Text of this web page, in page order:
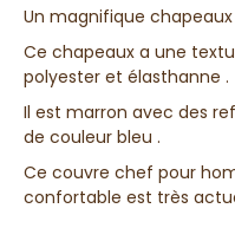
Un magnifique
Ce chapeaux a une
polyester et élasthanne .
Il est marron avec des
de couleur bleu .
Ce couvre chef pour
confortable est très